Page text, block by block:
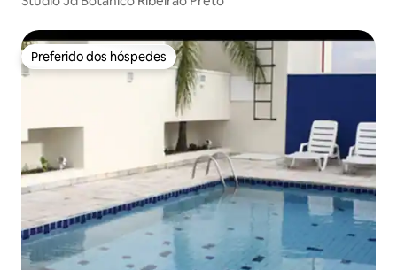
Preferido dos hóspedes
Preferido dos hóspedes